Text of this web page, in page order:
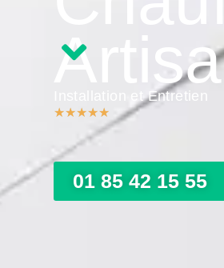
Installation et Entretien
★★★★★
01 85 42 15 55